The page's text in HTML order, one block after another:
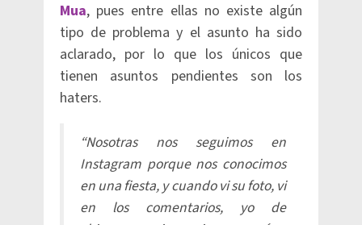
Mua, pues entre ellas no existe algún
tipo de problema y el asunto ha sido
aclarado, por lo que los únicos que
tienen asuntos pendientes son los
haters.
“Nosotras nos seguimos en
Instagram porque nos conocimos
en una fiesta, y cuando vi su foto, vi
en los comentarios, yo de